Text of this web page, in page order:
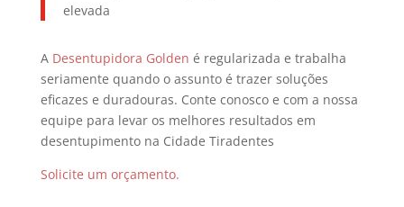
elevada
A Desentupidora Golden é regularizada e trabalha
seriamente quando o assunto é trazer soluções
eficazes e duradouras. Conte conosco e com a nossa
equipe para levar os melhores resultados em
desentupimento na Cidade Tiradentes
Solicite um orçamento.